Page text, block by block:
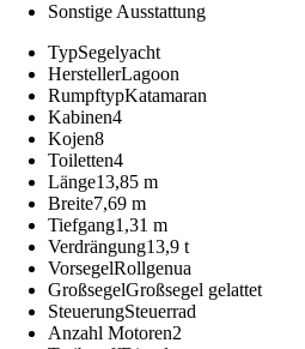
Sonstige Ausstattung
TypSegelyacht
HerstellerLagoon
RumpftypKatamaran
Kabinen4
Kojen8
Toiletten4
Länge13,85 m
Breite7,69 m
Tiefgang1,31 m
Verdrängung13,9 t
VorsegelRollgenua
GroßsegelGroßsegel gelattet
SteuerungSteuerrad
Anzahl Motoren2